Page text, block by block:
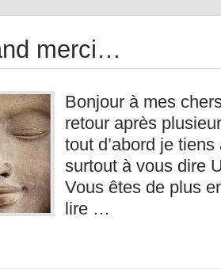
merci…
Bonjour à mes
retour après
tout d’abord je
surtout à vous dire
Vous êtes de plus
lire …